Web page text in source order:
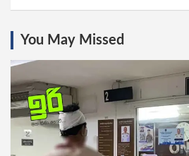
You May Missed